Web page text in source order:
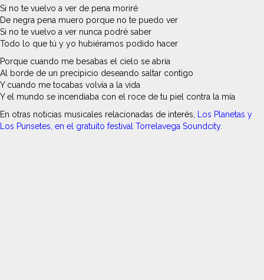
Si no te vuelvo a ver de pena moriré
De negra pena muero porque no te puedo ver
Si no te vuelvo a ver nunca podré saber
Todo lo que tú y yo hubiéramos podido hacer
Porque cuando me besabas el cielo se abría
Al borde de un precipicio deseando saltar contigo
Y cuando me tocabas volvía a la vida
Y el mundo se incendiaba con el roce de tu piel contra la mía
En otras noticias musicales relacionadas de interés, Los Planetas y
Los Punsetes, en el gratuito festival Torrelavega Soundcity.